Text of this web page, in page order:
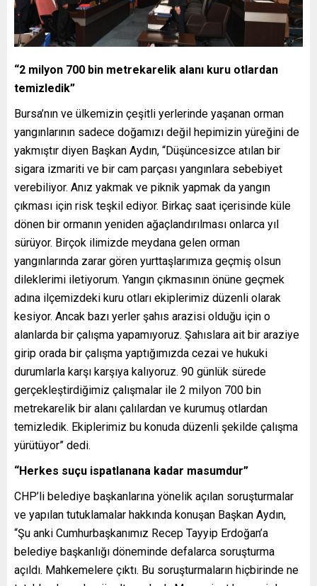
“2 milyon 700 bin metrekarelik alanı kuru otlardan
temizledik”
Bursa’nın ve ülkemizin çeşitli yerlerinde yaşanan orman
yangınlarının sadece doğamızı değil hepimizin yüreğini de
yakmıştır diyen Başkan Aydın, “Düşüncesizce atılan bir
sigara izmariti ve bir cam parçası yangınlara sebebiyet
verebiliyor. Anız yakmak ve piknik yapmak da yangın
çıkması için risk teşkil ediyor. Birkaç saat içerisinde küle
dönen bir ormanın yeniden ağaçlandırılması onlarca yıl
sürüyor. Birçok ilimizde meydana gelen orman
yangınlarında zarar gören yurttaşlarımıza geçmiş olsun
dileklerimi iletiyorum. Yangın çıkmasının önüne geçmek
adına ilçemizdeki kuru otları ekiplerimiz düzenli olarak
kesiyor. Ancak bazı yerler şahıs arazisi olduğu için o
alanlarda bir çalışma yapamıyoruz. Şahıslara ait bir araziye
girip orada bir çalışma yaptığımızda cezai ve hukuki
durumlarla karşı karşıya kalıyoruz. 90 günlük sürede
gerçekleştirdiğimiz çalışmalar ile 2 milyon 700 bin
metrekarelik bir alanı çalılardan ve kurumuş otlardan
temizledik. Ekiplerimiz bu konuda düzenli şekilde çalışma
yürütüyor” dedi.
“Herkes suçu ispatlanana kadar masumdur”
CHP’li belediye başkanlarına yönelik açılan soruşturmalar
ve yapılan tutuklamalar hakkında konuşan Başkan Aydın,
“Şu anki Cumhurbaşkanımız Recep Tayyip Erdoğan’a
belediye başkanlığı döneminde defalarca soruşturma
açıldı. Mahkemelere çıktı. Bu soruşturmaların hiçbirinde ne